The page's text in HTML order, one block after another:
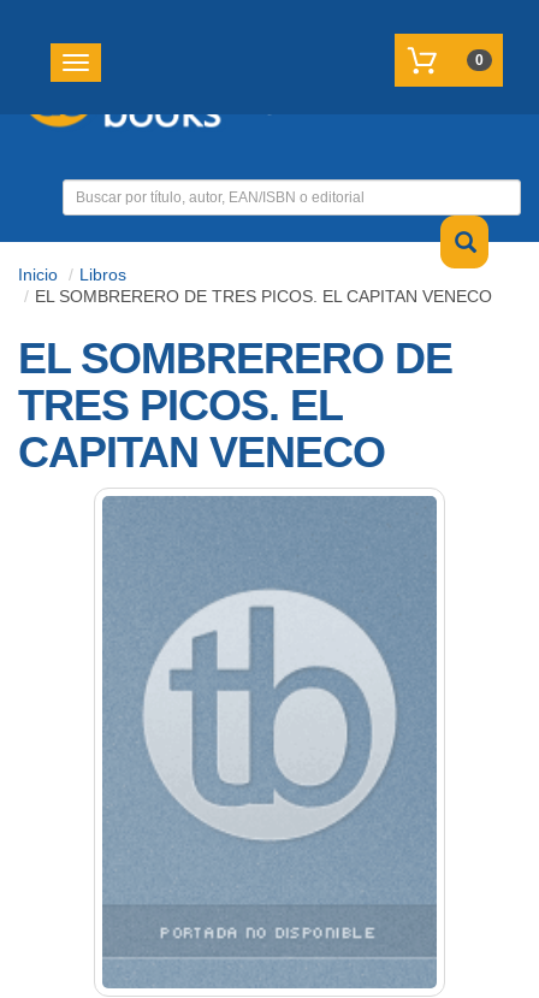
Toggle navigation 0
Inicio
Libros
EL SOMBRERERO DE TRES PICOS. EL CAPITAN VENECO
EL SOMBRERERO DE
TRES PICOS. EL
CAPITAN VENECO